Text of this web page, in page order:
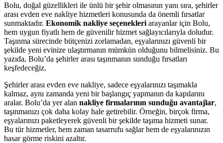
Bolu, doğal güzellikleri ile ünlü bir şehir olmasının yanı sıra, şehirler
arası evden eve nakliye hizmetleri konusunda da önemli fırsatlar
sunmaktadır. Ekonomik nakliye seçenekleri arayanlar için Bolu,
hem uygun fiyatlı hem de güvenilir hizmet sağlayıcılarıyla doludur.
Taşınma sürecinde bütçenizi zorlamadan, eşyalarınızı güvenli bir
şekilde yeni evinize ulaştırmanın mümkün olduğunu bilmelisiniz. Bu
yazıda, Bolu’da şehirler arası taşınmanın sunduğu fırsatları
keşfedeceğiz.
Şehirler arası evden eve nakliye, sadece eşyalarınızı taşımakla
kalmaz, aynı zamanda yeni bir başlangıç yapmanın da kapılarını
aralar. Bolu’da yer alan nakliye firmalarının sunduğu avantajlar,
taşınmanızı çok daha kolay hale getirebilir. Örneğin, birçok firma,
eşyalarınızı paketleyerek güvenli bir şekilde taşıma hizmeti sunar.
Bu tür hizmetler, hem zaman tasarrufu sağlar hem de eşyalarınızın
hasar görme riskini azaltır.